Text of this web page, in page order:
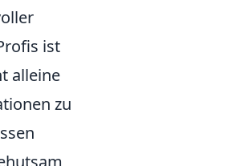
ist
alleine
zu